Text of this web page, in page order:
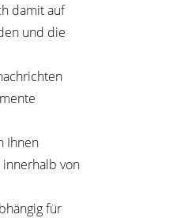
damit auf
und die
Ihnen
von
für